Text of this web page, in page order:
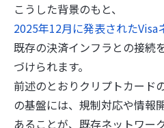
こうした背景のもと、
2025年12月に発表されたVisa
既存の決済インフラとの接続
づけられます。
前述のとおりクリプトカード
の基盤には、規制対応や情報
あることが、既存ネットワー